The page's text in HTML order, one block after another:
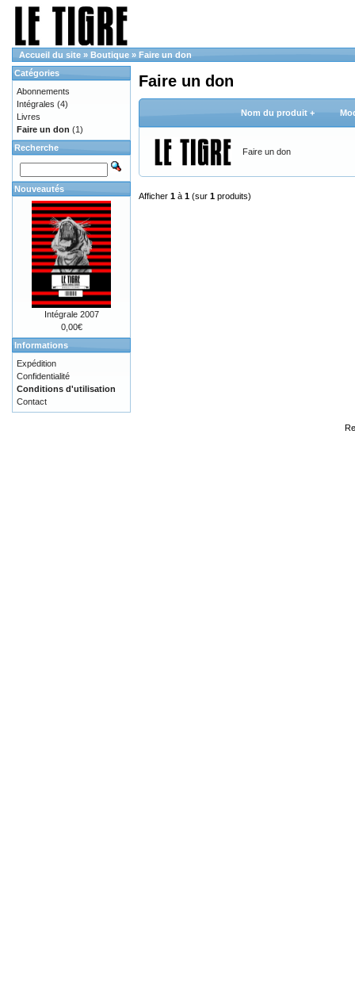
Accueil du site » Boutique » Faire un don
Faire un don
Nom du produit +
Faire un don
Afficher 1 à 1 (sur 1 produits)
Catégories
Abonnements
Intégrales (4)
Livres
Faire un don (1)
Recherche
Nouveautés
Intégrale 2007
0,00€
Informations
Expédition
Confidentialité
Conditions d'utilisation
Contact